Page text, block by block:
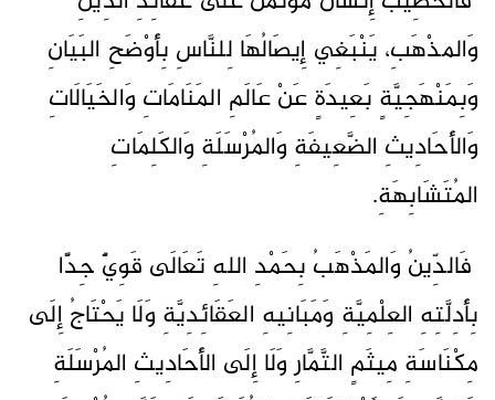
وَالمذْهَبِ، يَنْبَغِي إِيصَالُهَا لِلنَّاسِ بِأَوْضَحِ البَيَانِ
وَبِمَنْهَجِيَّةٍ بَعِيدَةٍ عَنْ عَالَمِ المَنَامَاتِ وَالخَيَالَاتِ
وَالأَحَادِيثِ الضَّعِيفَةِ وَالمُرْسَلَةِ وَالكَلِمَاتِ
المُتَشَابِهَةِ.
فَالدِّينُ وَالمَذْهَبُ بِحَمْدِ اللهِ تَعَالَى قَوِيٌّ جِدًّا
بِأَدِلَّتِهِ العِلْمِيَّةِ وَمَبَانِيهِ العَقَائِدِيَّةِ وَلَا يَحْتَاجُ إِلَى
مِكْنَاسَةِ مِيثَمٍ التَّمَّارِ وَلَا إِلَى الأَحَادِيثِ المُرْسَلَةِ